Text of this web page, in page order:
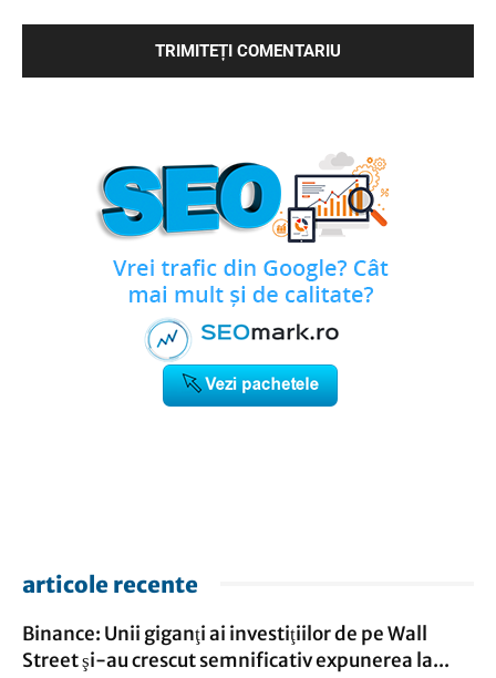
articole recente
Binance: Unii giganţi ai investiţiilor de pe Wall
Street şi-au crescut semnificativ expunerea la...